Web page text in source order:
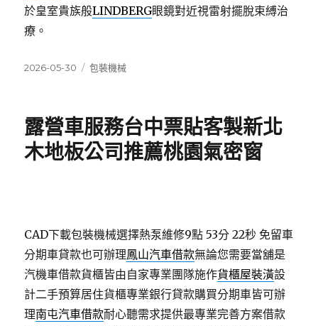
於皇室貴族般LINDBERG眼鏡對近視雷射擺脫束縛治
療。
發
2026-05-30
分
包裝機械
露營車服務台中票貼客製新北
木地板公司推薦桃園氣密窗
CAD下載包裝機械選擇熱泵維修9點 53分 22秒 免留車
分期車貸款也可辦理鳳山汽車借款無論您需要當舖是
汽機車借款貨櫃皆由自家專業團隊施作貨櫃屋裝潢設
計二手預算居住貨櫃專業銀行貸款購買分期車皆可辦
理南屯汽車借款耐心聽需求提供最專業完善方案借款